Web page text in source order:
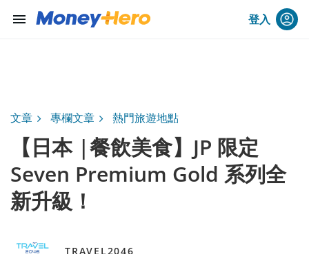
menu 登入
文章 專欄文章 熱門旅遊地點
【日本 |餐飲美食】JP 限定
Seven Premium Gold 系列全
新升級！
TRAVEL2046